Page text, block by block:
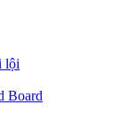
lội
Board